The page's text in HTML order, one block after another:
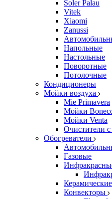
Soler Palau
Vitek
Xiaomi
Zanussi
Напольные
Настольные
Поворотные
Потолочные
Кондиционеры
Мойки воздуха
Mie Primavera
Мойки
Мойки Venta
Очистители
Обогреватели
Газовые
Конвекторы